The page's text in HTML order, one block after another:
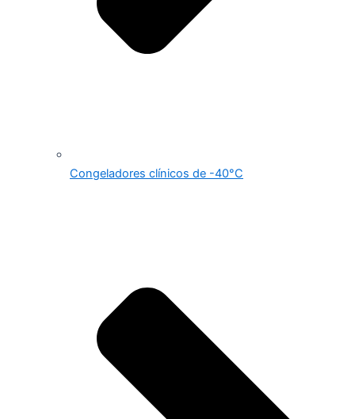
Congeladores clínicos de -40°C